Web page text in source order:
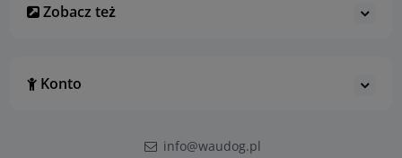
Zobacz też
Konto
info@waudog.pl